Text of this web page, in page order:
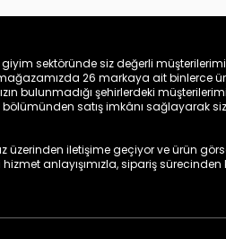
sektöründe siz değerli
mağazamızda 26 markaya ait binlerce
bulunmadığı şehirlerdeki
satış imkânı sağlayarak
üzerinden iletişime geçiyor ve ürün
anlayışımızla, sipariş